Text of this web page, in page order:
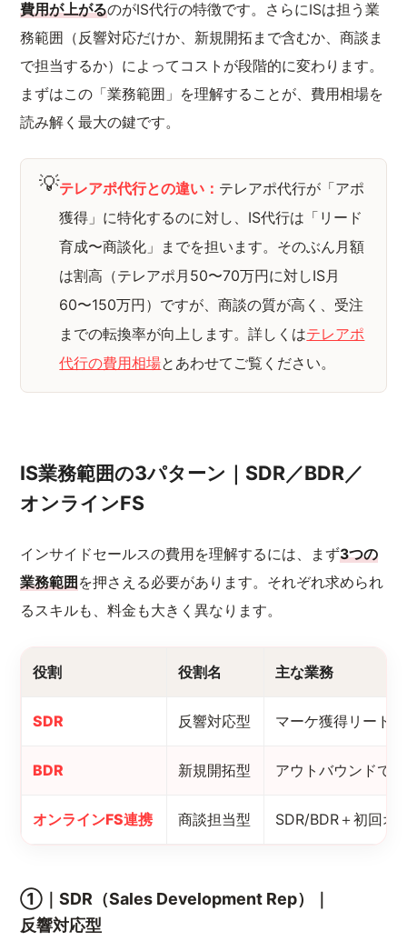
費用が上がるのがIS代行の特徴です。さらにISは担う業
務範囲（反響対応だけか、新規開拓まで含むか、商談ま
で担当するか）によってコストが段階的に変わります。
まずはこの「業務範囲」を理解することが、費用相場を
読み解く最大の鍵です。
💡テレアポ代行との違い： テレアポ代行が「アポ
獲得」に特化するのに対し、IS代行は「リード
育成〜商談化」までを担います。そのぶん月額
は割高（テレアポ月50〜70万円に対しIS月
60〜150万円）ですが、商談の質が高く、受注
までの転換率が向上します。詳しくはテレアポ
代行の費用相場とあわせてご覧ください。
IS業務範囲の3パターン｜SDR／BDR／
オンラインFS
インサイドセールスの費用を理解するには、まず3つの
業務範囲を押さえる必要があります。それぞれ求められ
るスキルも、料金も大きく異なります。
役割 役割名 主な業務
SDR 反響対応型 マーケ獲得リード
BDR 新規開拓型 アウトバウンドで
オンラインFS連携 商談担当型 SDR/BDR＋初回オ
①｜SDR（Sales Development Rep）｜
反響対応型